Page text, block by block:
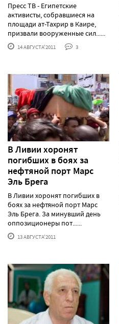
Пресс ТВ - Египетские
активисты, собравшиеся на
площади ат-Тахрир в Каире,
призвали вооруженные сил......
14 АВГУСТА'2011 3
В Ливии хоронят
погибших в боях за
нефтяной порт Марс
Эль Брега
В Ливии хоронят погибших в
боях за нефтяной порт Марс
Эль Брега. За минувший день
оппозиционеры пот......
13 АВГУСТА'2011